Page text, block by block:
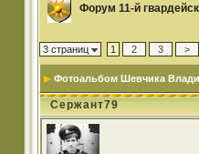
Форум 11-й
3 страниц 1 2 3 >
Фотоальбом Шевчика
Сержант79